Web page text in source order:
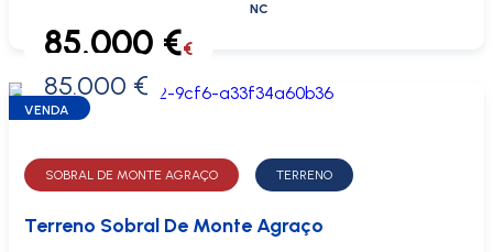
NC
0 €
85.000 €€
85.000 €
VENDA
SOBRAL DE MONTE AGRAÇO TERRENO
Terreno Sobral De Monte Agraço